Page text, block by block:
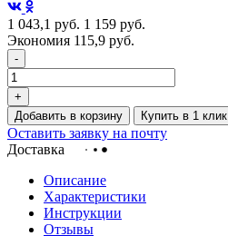
1 043,1 руб. 1 159 руб.
Экономия 115,9 руб.
-
+
Добавить в корзину
Купить в 1 клик
Оставить заявку на почту
Доставка
Описание
Характеристики
Инструкции
Отзывы